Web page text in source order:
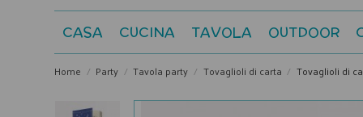
CASA CUCINA TAVOLA OUTDOOR
Home Party Tavola party Tovaglioli di carta Tovaglioli di